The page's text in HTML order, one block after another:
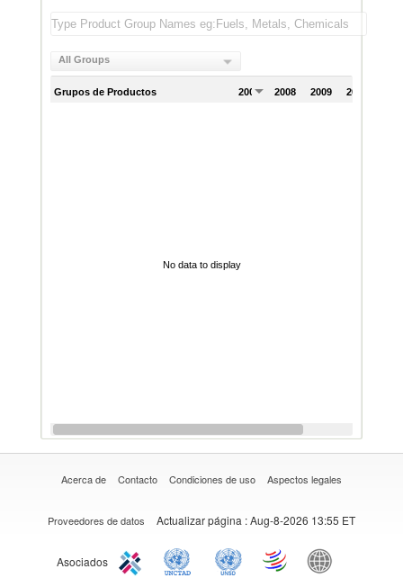
All Groups
Grupos de Productos 2007 2008 2009 2010
No data to display
Acerca de Contacto Condiciones de uso Aspectos legales
Proveedores de datos Actualizar página : Aug-8-2026 13:55 ET
Asociados